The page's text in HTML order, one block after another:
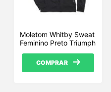
Moletom Whitby Sweat
Feminino Preto Triumph
COMPRAR